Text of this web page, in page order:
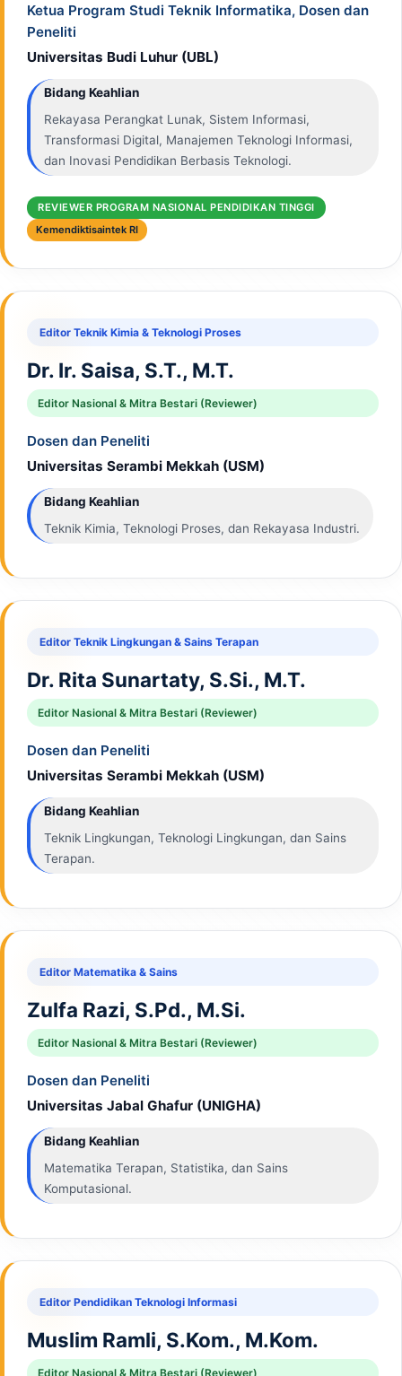
Ketua Program Studi Teknik Informatika, Dosen dan
Peneliti
Universitas Budi Luhur (UBL)
Bidang Keahlian
Rekayasa Perangkat Lunak, Sistem Informasi,
Transformasi Digital, Manajemen Teknologi Informasi,
dan Inovasi Pendidikan Berbasis Teknologi.
REVIEWER PROGRAM NASIONAL PENDIDIKAN TINGGI
Kemendiktisaintek RI
Editor Teknik Kimia & Teknologi Proses
Dr. Ir. Saisa, S.T., M.T.
Editor Nasional & Mitra Bestari (Reviewer)
Dosen dan Peneliti
Universitas Serambi Mekkah (USM)
Bidang Keahlian
Teknik Kimia, Teknologi Proses, dan Rekayasa Industri.
Editor Teknik Lingkungan & Sains Terapan
Dr. Rita Sunartaty, S.Si., M.T.
Editor Nasional & Mitra Bestari (Reviewer)
Dosen dan Peneliti
Universitas Serambi Mekkah (USM)
Bidang Keahlian
Teknik Lingkungan, Teknologi Lingkungan, dan Sains
Terapan.
Editor Matematika & Sains
Zulfa Razi, S.Pd., M.Si.
Editor Nasional & Mitra Bestari (Reviewer)
Dosen dan Peneliti
Universitas Jabal Ghafur (UNIGHA)
Bidang Keahlian
Matematika Terapan, Statistika, dan Sains
Komputasional.
Editor Pendidikan Teknologi Informasi
Muslim Ramli, S.Kom., M.Kom.
Editor Nasional & Mitra Bestari (Reviewer)